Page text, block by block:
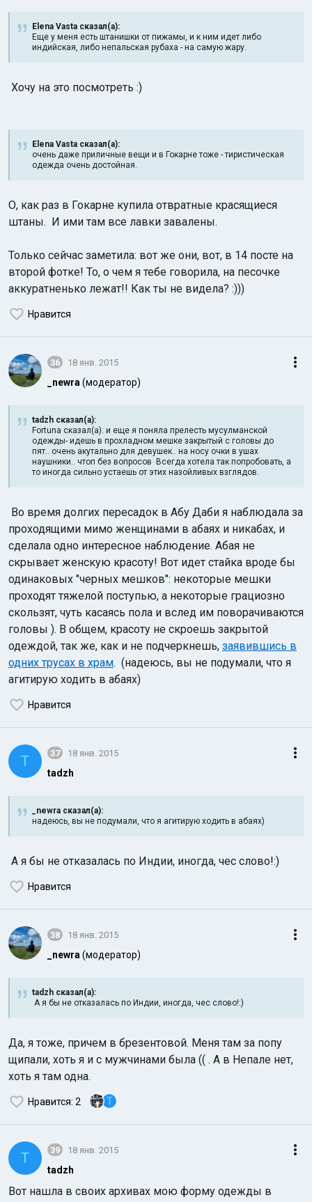
Elena Vasta сказал(а):
Еще у меня есть штанишки от пижамы, и к ним идет либо
индийская, либо непальская рубаха - на самую жару.
Хочу на это посмотреть :)
Elena Vasta сказал(а):
очень даже приличные вещи и в Гокарне тоже - тиристическая
одежда очень достойная.
О, как раз в Гокарне купила отвратные красящиеся
штаны. И ими там все лавки завалены.
Только сейчас заметила: вот же они, вот, в 14 посте на
второй фотке! То, о чем я тебе говорила, на песочке
аккуратненько лежат!! Как ты не видела? :)))
Нравится
36 18 янв. 2015
_newra (модератор)
tadzh сказал(а):
Fortuna сказал(а): и еще я поняла прелесть мусулманской
одежды- идешь в прохладном мешке закрытый с головы до
пят.. очень акутально для девушек.. на носу очки в ушах
наушники.. чтоп без вопросов Всегда хотела так попробовать, а
то иногда сильно устаешь от этих назойливых взглядов.
Во время долгих пересадок в Абу Даби я наблюдала за
проходящими мимо женщинами в абаях и никабах, и
сделала одно интересное наблюдение. Абая не
скрывает женскую красоту! Вот идет стайка вроде бы
одинаковых "черных мешков": некоторые мешки
проходят тяжелой поступью, а некоторые грациозно
скользят, чуть касаясь пола и вслед им поворачиваются
головы ). В общем, красоту не скроешь закрытой
одеждой, так же, как и не подчеркнешь, заявившись в
одних трусах в храм. (надеюсь, вы не подумали, что я
агитирую ходить в абаях)
Нравится
T 37 18 янв. 2015
tadzh
_newra сказал(а):
надеюсь, вы не подумали, что я агитирую ходить в абаях)
А я бы не отказалась по Индии, иногда, чес слово!:)
Нравится
38 18 янв. 2015
_newra (модератор)
tadzh сказал(а):
А я бы не отказалась по Индии, иногда, чес слово!:)
Да, я тоже, причем в брезентовой. Меня там за попу
щипали, хоть я и с мужчинами была (( . А в Непале нет,
хоть я там одна.
Нравится: 2 T
T 39 18 янв. 2015
tadzh
Вот нашла в своих архивах мою форму одежды в